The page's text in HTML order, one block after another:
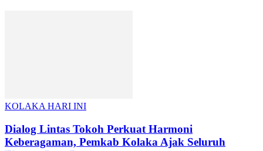
KOLAKA HARI INI
Dialog Lintas Tokoh Perkuat Harmoni
Keberagaman, Pemkab Kolaka Ajak Seluruh